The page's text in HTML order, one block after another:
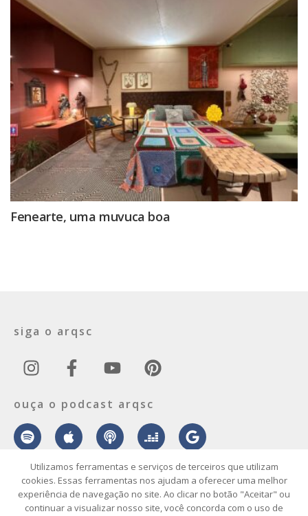
Fenearte, uma muvuca boa
siga o arqsc
ouça o podcast arqsc
sobre contato envie seu projeto publicidade vídeo podcast
Utilizamos ferramentas e serviços de terceiros que utilizam
cookies. Essas ferramentas nos ajudam a oferecer uma melhor
experiência de navegação no site. Ao clicar no botão "Aceitar" ou
continuar a visualizar nosso site, você concorda com o uso de